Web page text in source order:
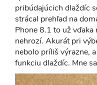
pribúdajúcich dlaždíc
strácal prehľad na
Phone 8.1 to už
nehrozí. Akurát pri
nebolo príliš výrazne,
funkciu dlaždíc. Mne